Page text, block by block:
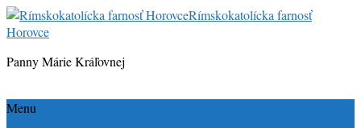
Rímskokatolícka farnosť
Horovce
Panny Márie Kráľovnej
Menu